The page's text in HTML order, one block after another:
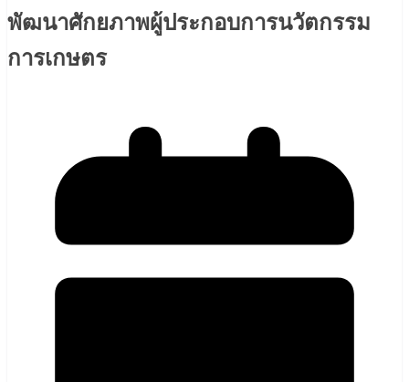
พัฒนาศักยภาพผู้ประกอบการนวัตกรรม
การเกษตร